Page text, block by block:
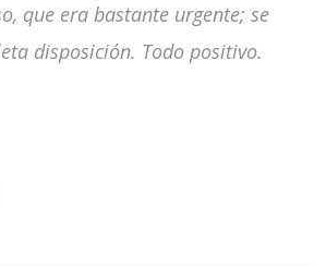
que era bastante urgente; se
disposición. Todo positivo.